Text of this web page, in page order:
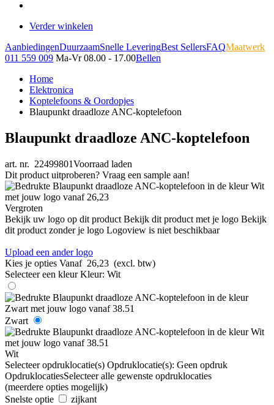
Verder winkelen
AanbiedingenDuurzaamSnelle LeveringBest SellersFAQMaatwerk
011 559 009 Ma-Vr 08.00 - 17.00Bellen
Home
Elektronica
Koptelefoons & Oordopjes
Blaupunkt draadloze ANC-koptelefoon
Blaupunkt draadloze ANC-koptelefoon
art. nr. 22499801Voorraad laden
Dit product uitproberen? Vraag een sample aan!
Vergroten
Bekijk uw logo op dit product Bekijk dit product met je logo Bekijk
dit product zonder je logo Logoview is niet beschikbaar
Upload een ander logo
Kies je opties Vanaf 26,23 (excl. btw)
Selecteer een kleur Kleur: Wit
Zwart
Wit
Selecteer opdruklocatie(s) Opdruklocatie(s): Geen opdruk
OpdruklocatiesSelecteer alle gewenste opdruklocaties
(meerdere opties mogelijk)
Snelste optie
zijkant